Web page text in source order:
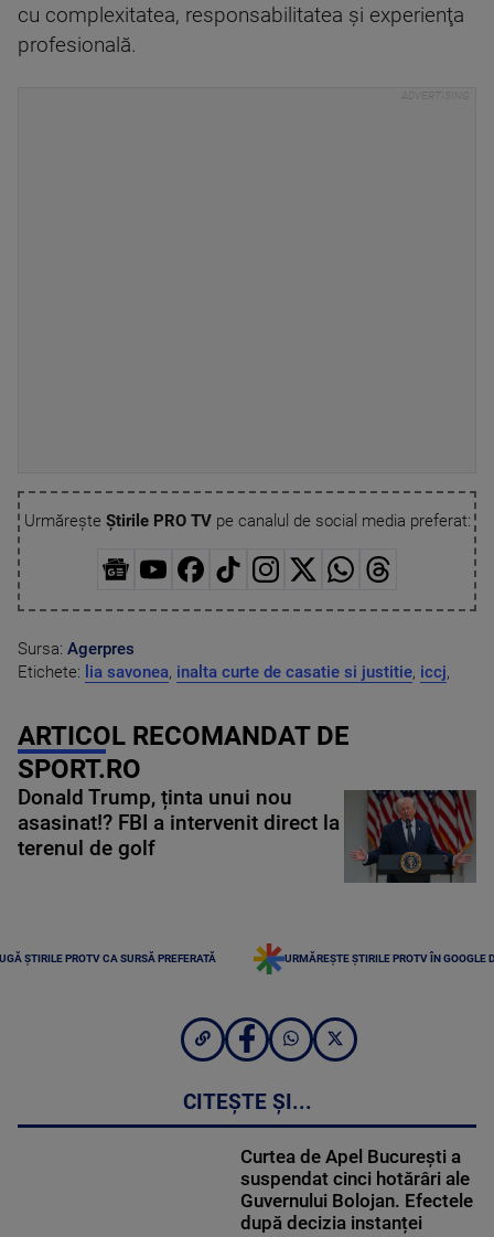
cu complexitatea, responsabilitatea şi experienţa
profesională.
Urmărește Știrile PRO TVpe canalul de social media preferat:
Sursa: Agerpres
Etichete: lia savonea, inalta curte de casatie si justitie, iccj,
ARTICOL RECOMANDAT DE
SPORT.RO
Donald Trump, ținta unui nou
asasinat!? FBI a intervenit direct la
terenul de golf
ȘTIRILE PROTV CA SURSĂ PREFERATĂ URMĂREȘTE ȘTIRILE PROTV ÎN GOOGLE
CITEȘTE ȘI...
Curtea de Apel București a
suspendat cinci hotărâri ale
Guvernului Bolojan. Efectele
după decizia instanței